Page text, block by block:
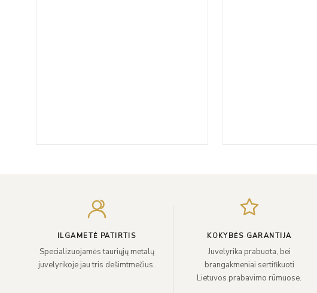
ILGAMETĖ PATIRTIS
Specializuojamės tauriųjų metalų
juvelyrikoje jau tris dešimtmečius.
KOKYBĖS GARANTIJA
Juvelyrika prabuota, bei
brangakmeniai sertifikuoti
Lietuvos prabavimo rūmuose.